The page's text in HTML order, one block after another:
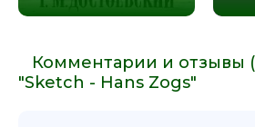
Комментарии и отзывы
"Sketch - Hans Zogs"